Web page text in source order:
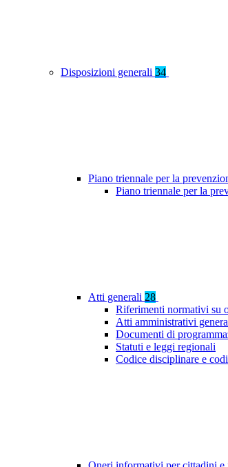
Disposizioni generali 34
Piano triennale per la
Piano triennale per la
Atti generali 28
Riferimenti normativi su
Atti amministrativi
Documenti di
Statuti e leggi regionali
Codice disciplinare e